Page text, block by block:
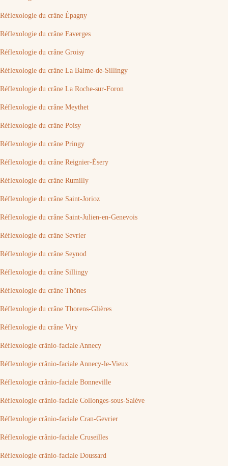
Réflexologie du crâne Épagny
Réflexologie du crâne Faverges
Réflexologie du crâne Groisy
Réflexologie du crâne La Balme-de-Sillingy
Réflexologie du crâne La Roche-sur-Foron
Réflexologie du crâne Meythet
Réflexologie du crâne Poisy
Réflexologie du crâne Pringy
Réflexologie du crâne Reignier-Ésery
Réflexologie du crâne Rumilly
Réflexologie du crâne Saint-Jorioz
Réflexologie du crâne Saint-Julien-en-Genevois
Réflexologie du crâne Sevrier
Réflexologie du crâne Seynod
Réflexologie du crâne Sillingy
Réflexologie du crâne Thônes
Réflexologie du crâne Thorens-Glières
Réflexologie du crâne Viry
Réflexologie crânio-faciale Annecy
Réflexologie crânio-faciale Annecy-le-Vieux
Réflexologie crânio-faciale Bonneville
Réflexologie crânio-faciale Collonges-sous-Salève
Réflexologie crânio-faciale Cran-Gevrier
Réflexologie crânio-faciale Cruseilles
Réflexologie crânio-faciale Doussard